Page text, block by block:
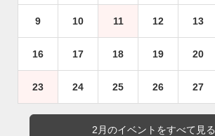
9 10 11 12 13
16 17 18 19 20
23 24 25 26 27
2月のイベントをすべて見る